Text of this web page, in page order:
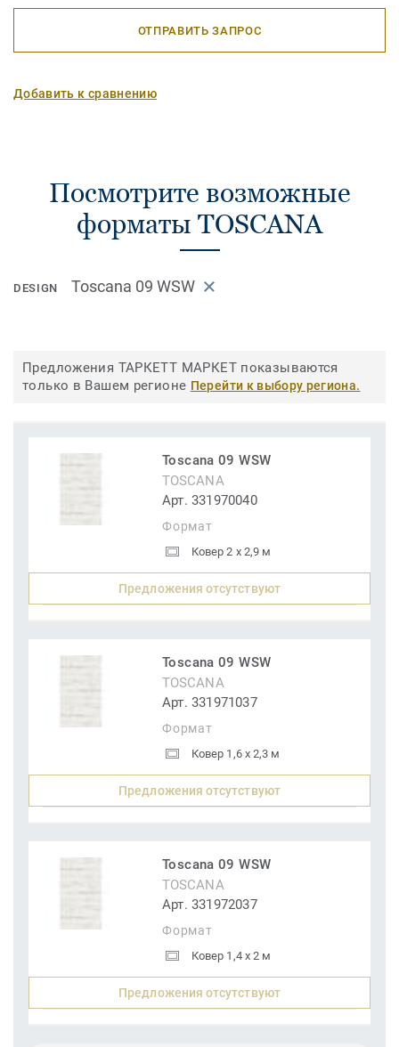
ОТПРАВИТЬ ЗАПРОС
Добавить к сравнению
Посмотрите возможные
форматы TOSCANA
DESIGN Toscana 09 WSW
Предложения ТАРКЕТТ МАРКЕТ показываются
только в Вашем регионе Перейти к выбору региона.
Toscana 09 WSW
TOSCANA
Арт. 331970040
Формат
Ковер 2 x 2,9 м
Предложения отсутствуют
Toscana 09 WSW
TOSCANA
Арт. 331971037
Формат
Ковер 1,6 x 2,3 м
Предложения отсутствуют
Toscana 09 WSW
TOSCANA
Арт. 331972037
Формат
Ковер 1,4 x 2 м
Предложения отсутствуют